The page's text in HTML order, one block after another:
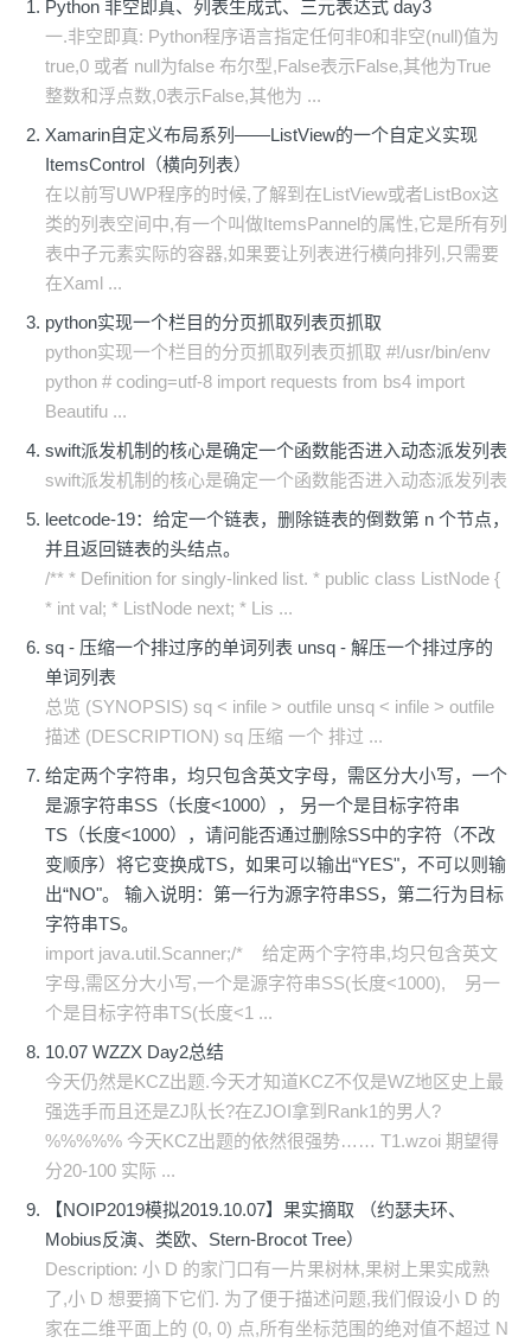
Python 非空即真、列表生成式、三元表达式 day3
一.非空即真: Python程序语言指定任何非0和非空(null)值为
true,0 或者 null为false 布尔型,False表示False,其他为True
整数和浮点数,0表示False,其他为 ...
Xamarin自定义布局系列——ListView的一个自定义实现
ItemsControl（横向列表）
在以前写UWP程序的时候,了解到在ListView或者ListBox这
类的列表空间中,有一个叫做ItemsPannel的属性,它是所有列
表中子元素实际的容器,如果要让列表进行横向排列,只需要
在Xaml ...
python实现一个栏目的分页抓取列表页抓取
python实现一个栏目的分页抓取列表页抓取 #!/usr/bin/env
python # coding=utf-8 import requests from bs4 import
Beautifu ...
swift派发机制的核心是确定一个函数能否进入动态派发列表
swift派发机制的核心是确定一个函数能否进入动态派发列表
leetcode-19：给定一个链表，删除链表的倒数第 n 个节点，
并且返回链表的头结点。
/** * Definition for singly-linked list. * public class ListNode {
* int val; * ListNode next; * Lis ...
sq - 压缩一个排过序的单词列表 unsq - 解压一个排过序的
单词列表
总览 (SYNOPSIS) sq < infile > outfile unsq < infile > outfile
描述 (DESCRIPTION) sq 压缩 一个 排过 ...
给定两个字符串，均只包含英文字母，需区分大小写，一个
是源字符串SS（长度<1000）， 另一个是目标字符串
TS（长度<1000），请问能否通过删除SS中的字符（不改
变顺序）将它变换成TS，如果可以输出“YES"，不可以则输
出“NO"。 输入说明：第一行为源字符串SS，第二行为目标
字符串TS。
import java.util.Scanner;/* 给定两个字符串,均只包含英文
字母,需区分大小写,一个是源字符串SS(长度<1000), 另一
个是目标字符串TS(长度<1 ...
10.07 WZZX Day2总结
今天仍然是KCZ出题.今天才知道KCZ不仅是WZ地区史上最
强选手而且还是ZJ队长?在ZJOI拿到Rank1的男人?
%%%%% 今天KCZ出题的依然很强势…… T1.wzoi 期望得
分20-100 实际 ...
【NOIP2019模拟2019.10.07】果实摘取 （约瑟夫环、
Mobius反演、类欧、Stern-Brocot Tree）
Description: 小 D 的家门口有一片果树林,果树上果实成熟
了,小 D 想要摘下它们. 为了便于描述问题,我们假设小 D 的
家在二维平面上的 (0, 0) 点,所有坐标范围的绝对值不超过 N